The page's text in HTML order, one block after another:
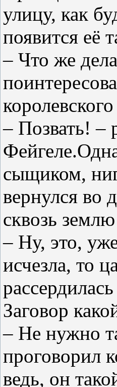
улицу, как
появится её
– Что же
– Позвать! –
сыщиком,
вернулся во
сквозь
– Ну, это,
исчезла, то
Заговор
– Не нужно
проговорил
ведь, он